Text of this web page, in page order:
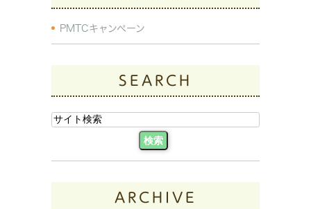
PMTCキャンペーン
SEARCH
ARCHIVE